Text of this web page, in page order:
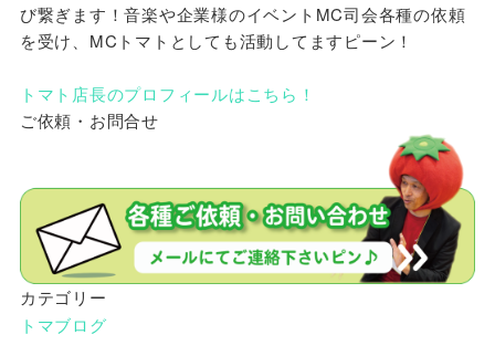
び繋ぎます！音楽や企業様のイベントMC司会各種の依頼
を受け、MCトマトとしても活動してますピーン！
トマト店長のプロフィールはこちら！
ご依頼・お問合せ
カテゴリー
トマブログ